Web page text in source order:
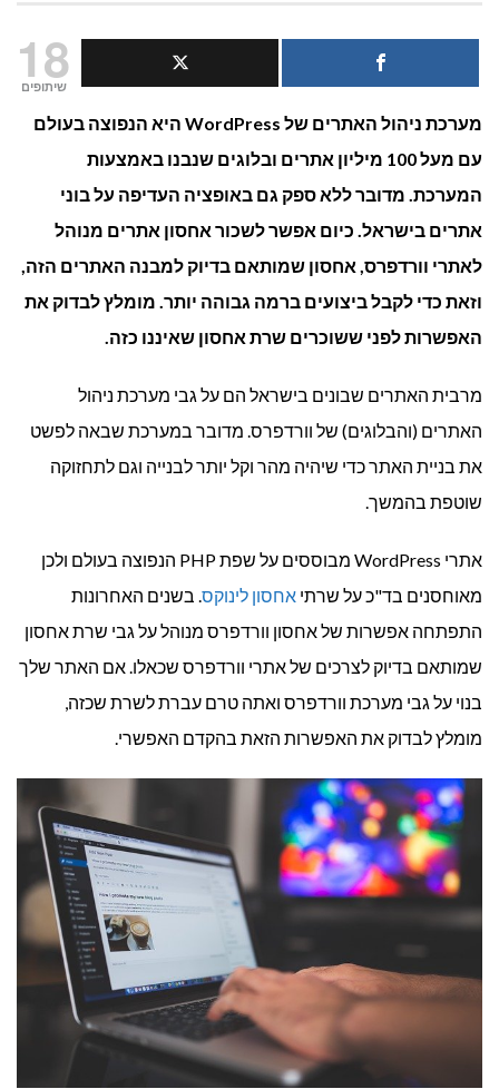
היתרונות
של
וורדפרס
מנוהל?
18
שיתופים
מערכת ניהול האתרים של WordPress
היא הנפוצה בעולם
עם מעל 100 מיליון אתרים ובלוגים שנבנו באמצעות
המערכת. מדובר ללא ספק גם באופציה העדיפה על בוני
אתרים בישראל. כיום אפשר לשכור אחסון אתרים מנוהל
לאתרי וורדפרס, אחסון שמותאם בדיוק למבנה האתרים הזה,
וזאת כדי לקבל ביצועים ברמה גבוהה יותר. מומלץ לבדוק את
האפשרות לפני ששוכרים שרת אחסון שאיננו כזה.
מרבית האתרים שבונים בישראל הם על גבי מערכת ניהול
האתרים (והבלוגים) של וורדפרס. מדובר במערכת שבאה לפשט
את בניית האתר כדי שיהיה מהר וקל יותר לבנייה וגם לתחזוקה
שוטפת בהמשך.
אתרי WordPress מבוססים על שפת PHP הנפוצה בעולם ולכן
מאוחסנים בד"כ על שרתי אחסון לינוקס. בשנים האחרונות
התפתחה אפשרות של אחסון וורדפרס מנוהל על גבי שרת אחסון
שמותאם בדיוק לצרכים של אתרי וורדפרס שכאלו. אם האתר שלך
בנוי על גבי מערכת וורדפרס ואתה טרם עברת לשרת שכזה,
מומלץ לבדוק את האפשרות הזאת בהקדם האפשרי.